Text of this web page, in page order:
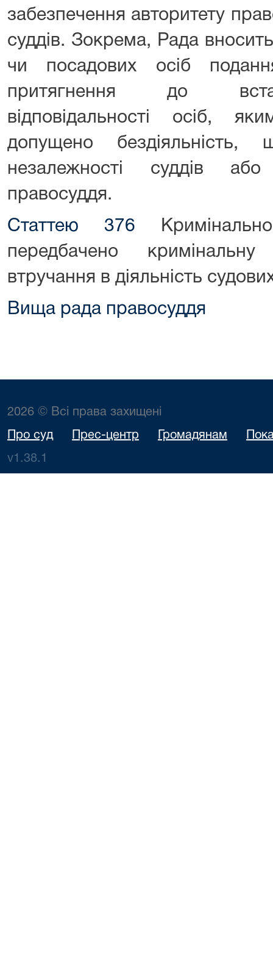
забезпечення авторитету
суддів. Зокрема, Рада
чи посадових осіб
притягнення до
відповідальності осіб,
допущено бездіяльність,
незалежності суддів
правосуддя.
Статтею 376
передбачено кримінальну
втручання в діяльність
Вища рада правосуддя
2026 © Всі права захищені
Про суд Прес-центр Громадянам
v1.38.1